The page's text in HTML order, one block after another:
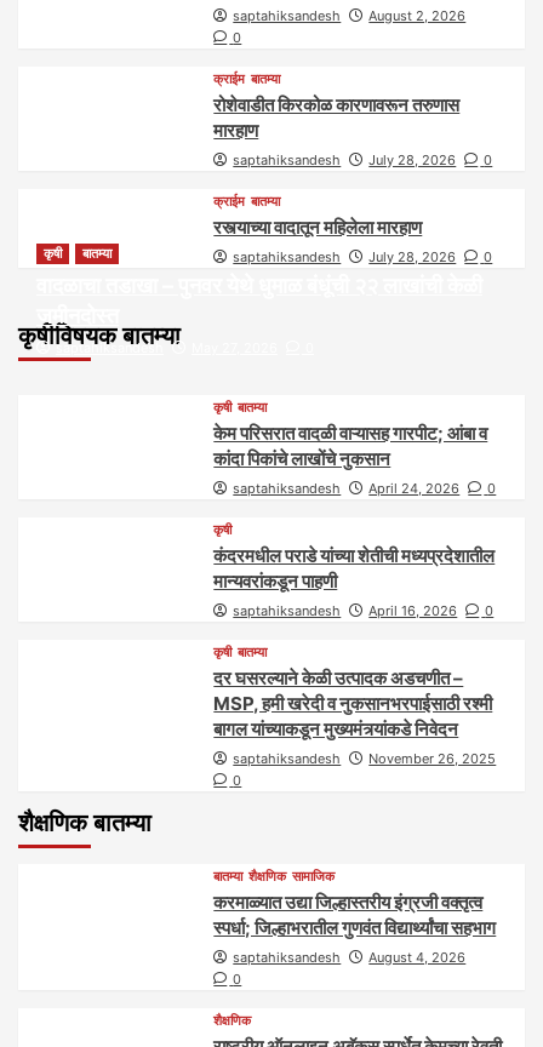
saptahiksandesh
August 2, 2026
0
क्राईम बातम्या
रोशेवाडीत किरकोळ कारणावरून तरुणास
मारहाण
saptahiksandesh July 28, 2026 0
क्राईम बातम्या
रस्त्याच्या वादातून महिलेला मारहाण
saptahiksandesh July 28, 2026 0
कृषीविषयक बातम्या
कृषी बातम्या
saptahiksandesh
कृषी बातम्या
केम परिसरात वादळी वाऱ्यासह गारपीट; आंबा व
कांदा पिकांचे लाखोंचे नुकसान
saptahiksandesh April 24, 2026 0
कृषी
कंदरमधील पराडे यांच्या शेतीची मध्यप्रदेशातील
मान्यवरांकडून पाहणी
saptahiksandesh April 16, 2026 0
कृषी बातम्या
दर घसरल्याने केळी उत्पादक अडचणीत –
MSP, हमी खरेदी व नुकसानभरपाईसाठी रश्मी
बागल यांच्याकडून मुख्यमंत्र्यांकडे निवेदन
saptahiksandesh
November 26, 2025
0
शैक्षणिक बातम्या
बातम्या शैक्षणिक सामाजिक
करमाळ्यात उद्या जिल्हास्तरीय इंग्रजी वक्तृत्व
स्पर्धा; जिल्हाभरातील गुणवंत विद्यार्थ्यांचा सहभाग
saptahiksandesh
August 4, 2026
0
शैक्षणिक